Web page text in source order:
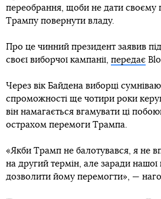
переобрання, щоби не дати своєму
Трампу повернути владу.
Про це чинний президент заявив
своєї виборчої кампанії, передає
Через вік Байдена виборці
спроможності ще чотири роки
він намагається вгамувати ці
острахом перемоги Трампа.
«Якби Трамп не балотувався, я не
на другий термін, але заради
дозволити йому перемогти», —